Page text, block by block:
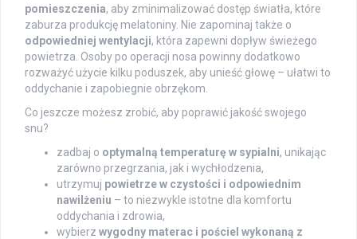
pomieszczenia, aby zminimalizować dostęp światła, które
zaburza produkcję melatoniny. Nie zapominaj także o
odpowiedniej wentylacji, która zapewni dopływ świeżego
powietrza. Osoby po operacji nosa powinny dodatkowo
rozważyć użycie kilku poduszek, aby unieść głowę – ułatwi to
oddychanie i zapobiegnie obrzękom.
Co jeszcze możesz zrobić, aby poprawić jakość swojego
snu?
zadbaj o optymalną temperaturę w sypialni, unikając
zarówno przegrzania, jak i wychłodzenia,
utrzymuj powietrze w czystości i odpowiednim
nawilżeniu – to niezwykle istotne dla komfortu
oddychania i zdrowia,
wybierz wygodny materac i pościel wykonaną z